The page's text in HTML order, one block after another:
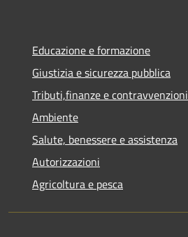
Educazione e formazione
Giustizia e sicurezza pubblica
Tributi,finanze e contravvenzioni
Ambiente
Salute, benessere e assistenza
Autorizzazioni
Agricoltura e pesca